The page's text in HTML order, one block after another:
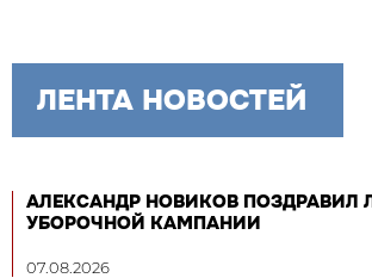
ЛЕНТА НОВОСТЕЙ
АЛЕКСАНДР НОВИКОВ ПОЗДРАВИЛ
УБОРОЧНОЙ КАМПАНИИ
07.08.2026